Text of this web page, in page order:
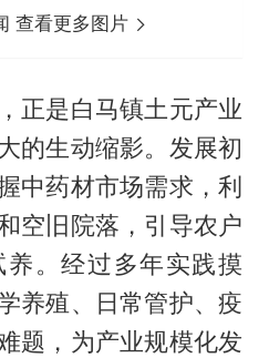
查看更多图片
正是白马镇土元产业
的生动缩影。发展初
中药材市场需求，利
空旧院落，引导农户
。经过多年实践摸
养殖、日常管护、疫
题，为产业规模化发